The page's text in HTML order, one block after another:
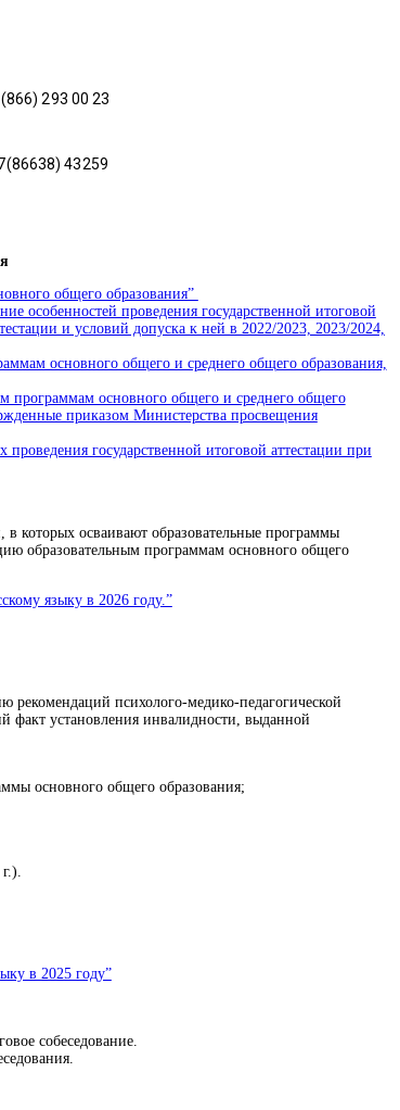
293 00 23
43259
общего образования”
особенностей проведения государственной итоговой
и условий допуска к ней в 2022/2023, 2023/2024,
основного общего и среднего общего образования,
программам основного общего и среднего общего
приказом Министерства просвещения
государственной итоговой аттестации при
в которых осваивают образовательные программы
образовательным программам основного общего
языку в 2026 году.”
рекомендаций психолого-медико-педагогической
установления инвалидности, выданной
основного общего образования;
в 2025 году”
собеседование.